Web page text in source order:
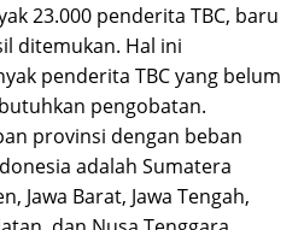
23.000 penderita TBC, baru
ditemukan. Hal ini
penderita TBC yang belum
pengobatan.
provinsi dengan beban
adalah Sumatera
Jawa Barat, Jawa Tengah,